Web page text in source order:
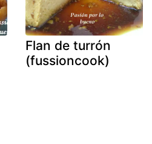
Flan de turrón
(fussioncook)